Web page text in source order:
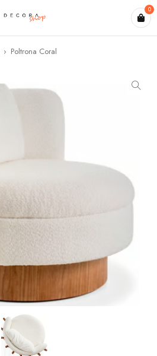
0
› Poltrona Coral